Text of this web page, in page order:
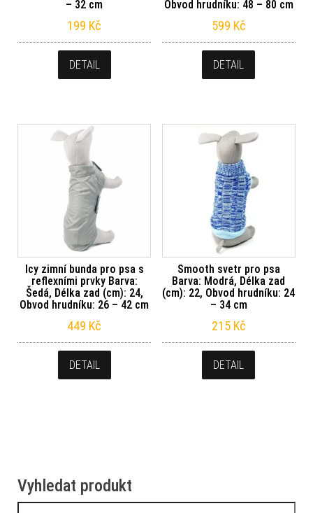
– 32 cm
199 Kč
DETAIL
Obvod hrudníku: 48 – 80 cm
599 Kč
DETAIL
Icy zimní bunda pro psa s
reflexními prvky Barva:
Šedá, Délka zad (cm): 24,
Obvod hrudníku: 26 – 42 cm
449 Kč
DETAIL
Smooth svetr pro psa
Barva: Modrá, Délka zad
(cm): 22, Obvod hrudníku: 24
– 34 cm
215 Kč
DETAIL
Vyhledat produkt